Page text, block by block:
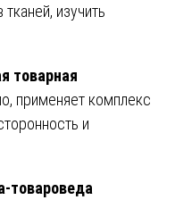
изучить
товарная
применяет комплекс
и
товароведа